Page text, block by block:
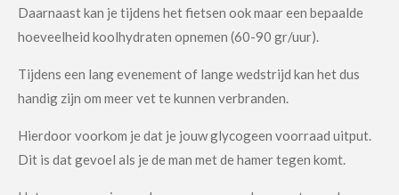
Daarnaast kan je tijdens het fietsen ook maar een bepaalde
hoeveelheid koolhydraten opnemen (60-90 gr/uur).
Tijdens een lang evenement of lange wedstrijd kan het dus
handig zijn om meer vet te kunnen verbranden.
Hierdoor voorkom je dat je jouw glycogeen voorraad uitput.
Dit is dat gevoel als je de man met de hamer tegen komt.